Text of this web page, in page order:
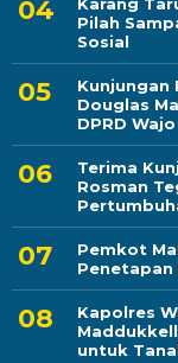
Pilah
Sosial
Kunjungan
Douglas
DPRD Wajo
Terima
Rosman
Pemkot
Penetapan
Kapolres
untuk